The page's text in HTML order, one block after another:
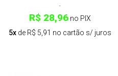
R$ 28,96no PIX
5xde R$ 5,91 no cartão s/ juros